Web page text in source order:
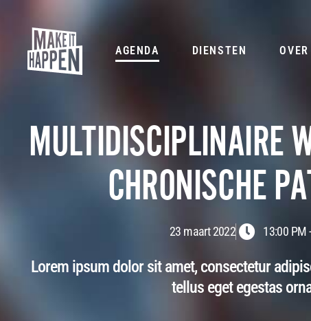
AGENDA DIENSTEN OVER
MULTIDISCIPLINAIRE
CHRONISCHE
23 maart 2022 13:00 PM
Lorem ipsum dolor sit amet, consectetur
tellus eget egestas